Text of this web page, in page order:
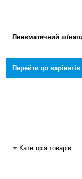
Пневматичний ш/
Перейти до варіантів
⭐ Категорія товарів